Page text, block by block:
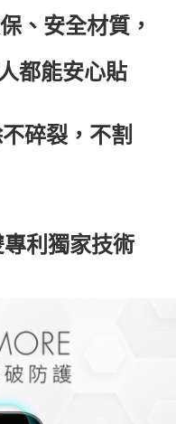
、安全材質，
都能安心貼
碎裂，不割
利獨家技術